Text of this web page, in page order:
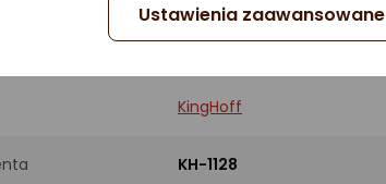
KingHoff
KH-1128
Ustawienia zaawansowane